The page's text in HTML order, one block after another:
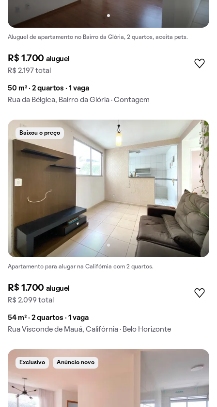
Aluguel de apartamento no Bairro da Glória, 2 quartos, aceita pets.
R$ 1.700 aluguel
R$ 2.197 total
50 m² · 2 quartos · 1 vaga
Rua da Bélgica, Bairro da Glória · Contagem
Baixou o preço
Apartamento para alugar na Califórnia com 2 quartos.
R$ 1.700 aluguel
R$ 2.099 total
54 m² · 2 quartos · 1 vaga
Rua Visconde de Mauá, Califórnia · Belo Horizonte
Exclusivo Anúncio novo